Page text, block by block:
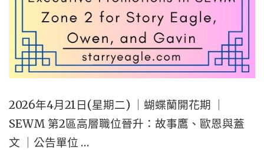
｜
APRIL
23,
｜
OFFICIAL
2026年4月21日(星期二) ｜蝴蝶蘭開花期 ｜
SEWM 第2區高層職位晉升：故事鷹、歐恩與蓋
文 ｜公告單位 …